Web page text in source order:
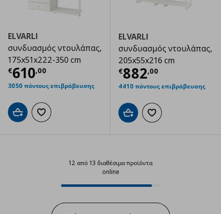
ELVARLI
συνδυασμός ντουλάπας,
175x51x222-350 cm
€610,00
Τρέχουσα τιμή € 610,00
3050 πόντους επιβράβευσης
Προσθήκη στο καλάθι
Προσθήκη στα αγαπημένα
ELVARLI
συνδυασμός ντουλάπας,
205x55x216 cm
€882,00
Τρέχουσα
4410 πόντους επιβράβευσης
Προσθήκη στο καλάθι
Προσθήκη στα
12 από 13 διαθέσιμα προϊόντα
online
12 από 13 διαθέσιμα προϊόντα
Progress: